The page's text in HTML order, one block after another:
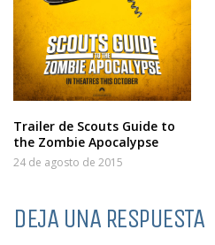
Trailer de Scouts Guide to
the Zombie Apocalypse
24 de agosto de 2015
DEJA UNA RESPUESTA